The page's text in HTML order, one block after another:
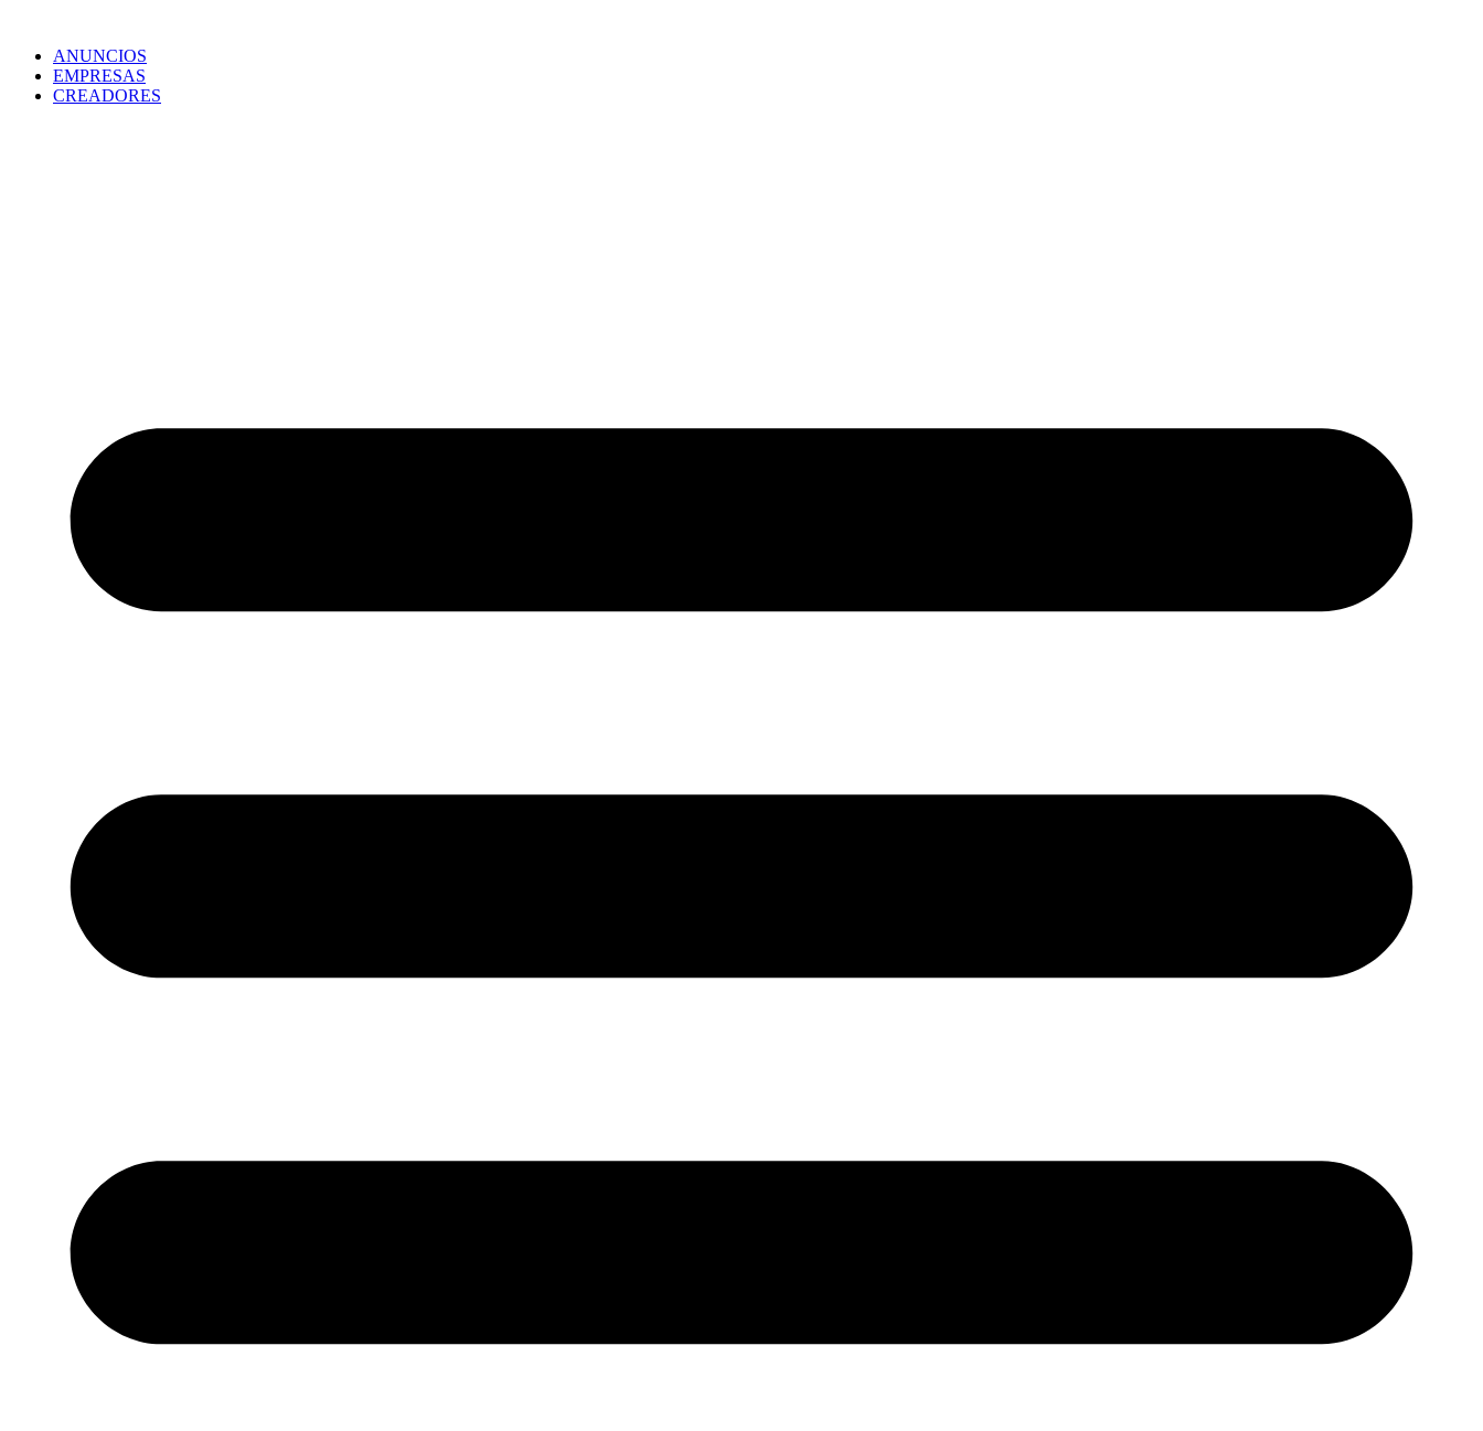
ANUNCIOS
EMPRESAS
CREADORES